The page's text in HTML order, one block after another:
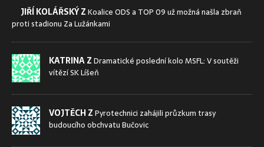
JIŘÍ KOLÁŘSKÝ ZKoalice ODS a TOP 09 už možná našla zbraň
proti stadionu Za Lužánkami
KATRINA ZDramatické poslední kolo MSFL: V soutěži
vítězí SK Líšeň
VOJTĚCH ZPyrotechnici zahájili průzkum trasy
budoucího obchvatu Bučovic